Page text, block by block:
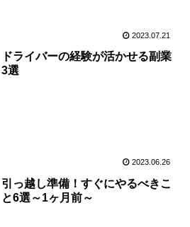
2023.07.21
ドライバーの経験が活かせる副業
3選
2023.06.26
引っ越し準備！すぐにやるべきこ
と6選～1ヶ月前～